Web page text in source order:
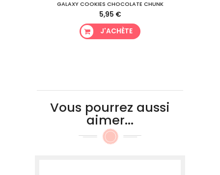
GALAXY COOKIES CHOCOLATE CHUNK
5,95 €
J'ACHÈTE
Vous pourrez aussi
aimer...